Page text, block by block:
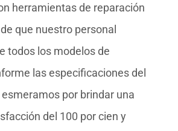
herramientas de reparación
que nuestro personal
todos los modelos de
las especificaciones del
por brindar una
del 100 por cien y